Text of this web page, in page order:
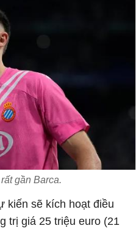
gần Barca.
kiến sẽ kích hoạt điều
trị giá 25 triệu euro (21